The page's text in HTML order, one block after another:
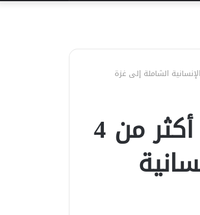
الهلال الأحمر المصري يرسل أكثر من 4